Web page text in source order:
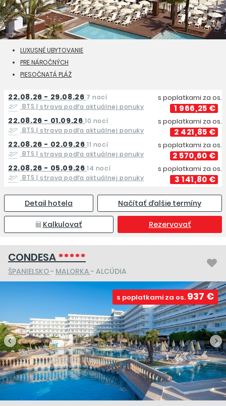
LUXUSNÉ UBYTOVANIE
PRE NÁROČNÝCH
PIESOČNATÁ PLÁŽ
22.08.26 - 29.08.26 7 nocí
BTS| strava podľa aktuálnej ponuky
s poplatkami za os.
1 966,25 €
22.08.26 - 01.09.26 10 nocí
BTS| strava podľa aktuálnej ponuky
s poplatkami za os.
2 421,85 €
22.08.26 - 02.09.26 11 nocí
BTS| strava podľa aktuálnej ponuky
s poplatkami za os.
2 570,60 €
22.08.26 - 05.09.26 14 nocí
BTS| strava podľa aktuálnej ponuky
s poplatkami za os.
3 141,80 €
Detail hotela Načítať ďalšie termíny
Kalkulovať Rezervovať
CONDESA*****
ŠPANIELSKO- MALORKA - ALCÚDIA
s poplatkami za os. 937 €